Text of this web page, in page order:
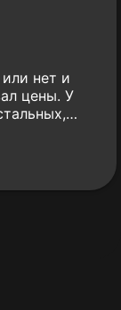
нет и
цены. У